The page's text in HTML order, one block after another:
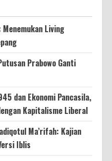
Living
Prabowo Ganti
dan Ekonomi Pancasila,
Kapitalisme Liberal
Ma’rifah: Kajian
Iblis